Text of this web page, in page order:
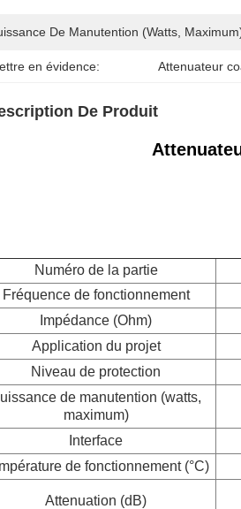
De Manutention (watts,
en évidence: Attenuateur
De Produit
Numéro de la partie
Fréquence de fonctionnement
Impédance (Ohm)
Application du projet
Niveau de protection
de manutention (watts,
maximum)
Interface
de fonctionnement (°C)
Attenuation (dB)